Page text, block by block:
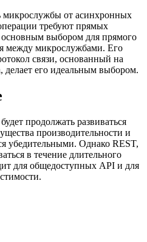
микрослужбы от асинхронных
требуют прямых
выбором для прямого
между микрослужбами. Его
связи, основанный на
делает его идеальным выбором.
продолжать развиваться
производительности и
убедительными. Однако REST,
в течение длительного
для общедоступных API и для